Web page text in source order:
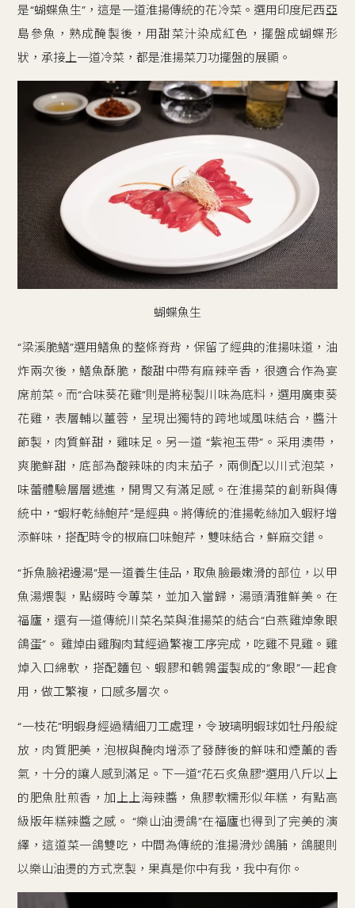
是“蝴蝶魚生”，這是一道淮揚傳統的花冷菜。選用印度尼西亞
島參魚，熟成醃製後，用甜菜汁染成紅色，擺盤成蝴蝶形
狀，承接上一道冷菜，都是淮揚菜刀功擺盤的展顯。
蝴蝶魚生
“梁溪脆鱔”選用鱔魚的整條脊背，保留了經典的淮揚味道，油
炸兩次後，鱔魚酥脆，酸甜中帶有麻辣辛香，很適合作為宴
席前菜。而“合味葵花雞”則是將秘製川味為底料，選用廣東葵
花雞，表層輔以薑蓉，呈現出獨特的跨地域風味結合，醬汁
節製，肉質鮮甜，雞味足。另一道 “紫袍玉帶”。采用澳帶，
爽脆鮮甜，底部為酸辣味的肉末茄子，兩側配以川式泡菜，
味蕾體驗層層遞進，開胃又有滿足感。在淮揚菜的創新與傳
統中，“蝦籽乾絲鮑芹”是經典。將傳統的淮揚乾絲加入蝦籽增
添鮮味，搭配時令的椒麻口味鮑芹，雙味結合，鮮麻交錯。
“拆魚臉裙邊湯”是一道養生佳品，取魚臉最嫩滑的部位，以甲
魚湯煨製，點綴時令蓴菜，並加入當歸，湯頭清雅鮮美。在
福廬，還有一道傳統川菜名菜與淮揚菜的結合“白燕雞焯象眼
鴿蛋”。 雞焯由雞胸肉茸經過繁複工序完成，吃雞不見雞。雞
焯入口綿軟，搭配麵包、蝦膠和鵪鶉蛋製成的“象眼”一起食
用，做工繁複，口感多層次。
“一枝花”明蝦身經過精細刀工處理，令玻璃明蝦球如牡丹般綻
放，肉質肥美，泡椒與醃肉增添了發酵後的鮮味和煙薰的香
氣，十分的讓人感到滿足。下一道“花石炙魚膠”選用八斤以上
的肥魚肚煎香，加上上海辣醬，魚膠軟糯形似年糕，有點高
級版年糕辣醬之感。 “樂山油燙鴿”在福廬也得到了完美的演
繹，這道菜一鴿雙吃，中間為傳統的淮揚滑炒鴿脯，鴿腿則
以樂山油燙的方式烹製，果真是你中有我，我中有你。